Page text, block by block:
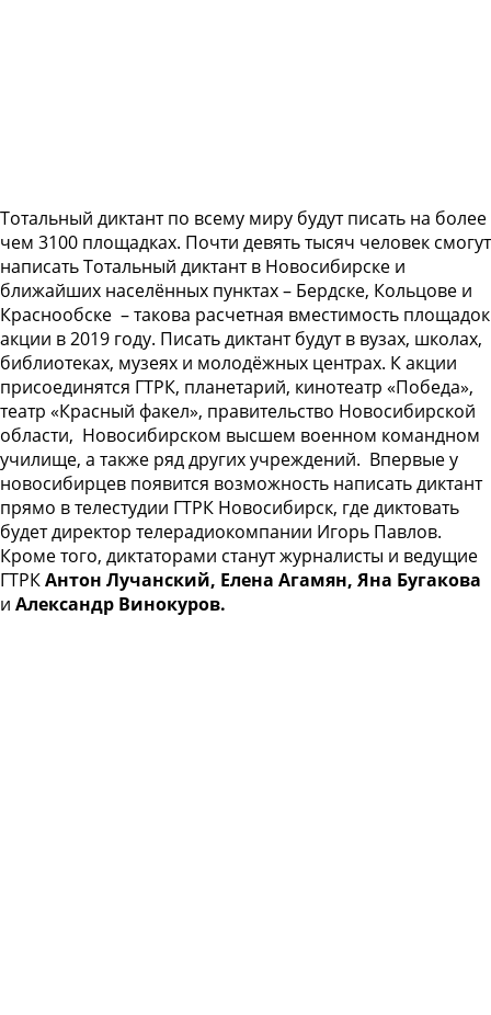
Тотальный диктант по всему миру будут писать на более
чем 3100 площадках. Почти девять тысяч человек смогут
написать Тотальный диктант в Новосибирске и
ближайших населённых пунктах – Бердске, Кольцове и
Краснообске – такова расчетная вместимость площадок
акции в 2019 году. Писать диктант будут в вузах, школах,
библиотеках, музеях и молодёжных центрах. К акции
присоединятся ГТРК, планетарий, кинотеатр «Победа»,
театр «Красный факел», правительство Новосибирской
области, Новосибирском высшем военном командном
училище, а также ряд других учреждений. Впервые у
новосибирцев появится возможность написать диктант
прямо в телестудии ГТРК Новосибирск, где диктовать
будет директор телерадиокомпании Игорь Павлов.
Кроме того, диктаторами станут журналисты и ведущие
ГТРКАнтон Лучанский, Елена Агамян, Яна Бугакова
и Александр Винокуров.